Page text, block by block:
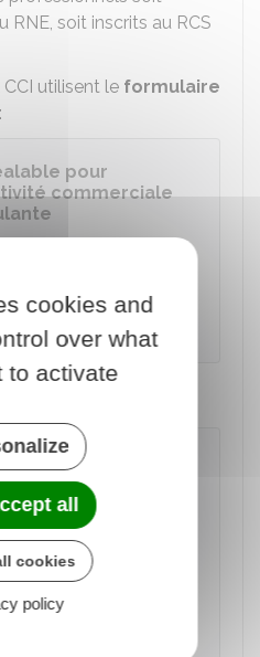
RNE, soit inscrits au RCS
utilisent le formulaire
pour
commerciale
de l'économie
un formulaire
une démarche
pour effectuer
commerçant
par exemple de la
indiqué en amont de la
techniques
de la
cookies and
over what
to activate
all
cookies
policy